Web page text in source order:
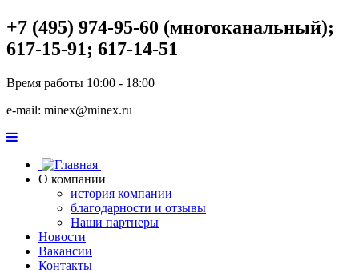
+7 (495) 974-95-60 (многоканальный);
617-15-91; 617-14-51
Время работы 10:00 - 18:00
e-mail: minex@minex.ru
О компании
история компании
благодарности и отзывы
Наши партнеры
Новости
Вакансии
Контакты